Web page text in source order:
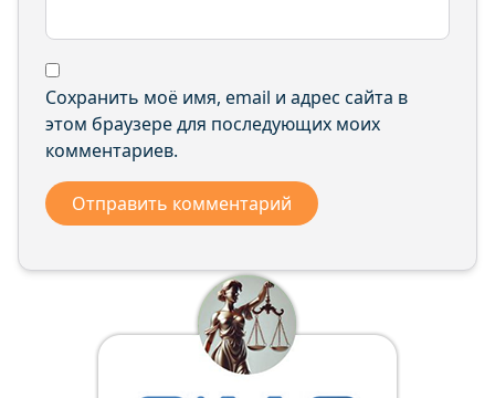
Сохранить моё имя, email и адрес сайта в
этом браузере для последующих моих
комментариев.